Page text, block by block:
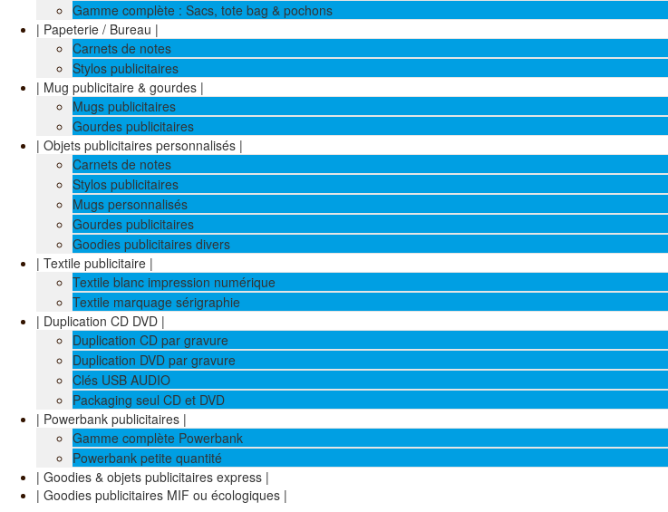
Gamme complète : Sacs, tote bag & pochons
| Papeterie / Bureau |
Carnets de notes
Stylos publicitaires
| Mug publicitaire & gourdes |
Mugs publicitaires
Gourdes publicitaires
| Objets publicitaires personnalisés |
Carnets de notes
Stylos publicitaires
Mugs personnalisés
Gourdes publicitaires
Goodies publicitaires divers
| Textile publicitaire |
Textile blanc impression numérique
Textile marquage sérigraphie
| Duplication CD DVD |
Duplication CD par gravure
Duplication DVD par gravure
Clés USB AUDIO
Packaging seul CD et DVD
| Powerbank publicitaires |
Gamme complète Powerbank
Powerbank petite quantité
| Goodies & objets publicitaires express |
| Goodies publicitaires MIF ou écologiques |